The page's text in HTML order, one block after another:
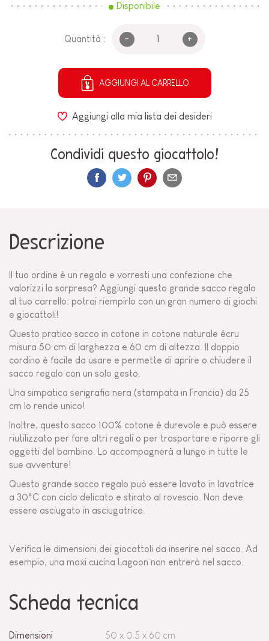
Disponibile
Quantità : - +
AGGIUNGI AL CARRELLO
Aggiungi alla mia lista dei desideri
Condividi questo giocattolo!
Descrizione
Il tuo ordine è un regalo e vorresti una confezione che
valorizzi la sorpresa? Aggiungi questo grande sacco regalo
al tuo carrello: potrai riempirlo con un gran numero di giochi
e giocattoli!
Questo pratico sacco in cotone in cotone naturale écru
misura 50 cm di larghezza e 60 cm di altezza. Il doppio
cordino è facile da usare e permette di aprire o chiudere il
sacco regalo con un solo gesto.
Una simpatica serigrafia nera (stampata in Francia) da 25
cm lo rende unico!
Inoltre, questo sacco 100% cotone è durevole e può essere
riutilizzato per fare altri regali o per trasportare e riporre gli
oggetti del bambino. Lo accompagnerà a lungo in tutte le
sue avventure!
Questo grande sacco regalo può essere lavato in lavatrice
a 30°C con ciclo delicato e stirato al rovescio. Non deve
essere asciugato in asciugatrice.
Verifica le dimensioni dei giocattoli da inserire nel sacco. Ad
esempio, una maxi cucina Lagoon non entrerà nel sacco.
Scheda tecnica
Dimensioni 50 x 0.5 x 60 cm